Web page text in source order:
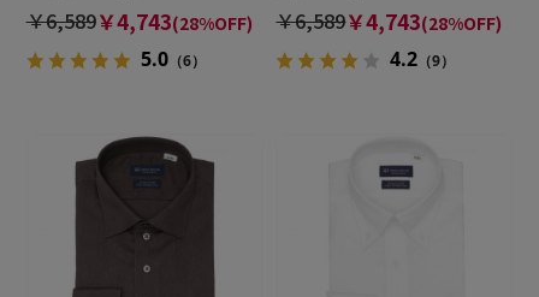
シャツ
￥6,589￥4,743(28%OFF)
5.0（6）
ャツ
￥6,589￥4,743(28%OFF)
4.2 （9）